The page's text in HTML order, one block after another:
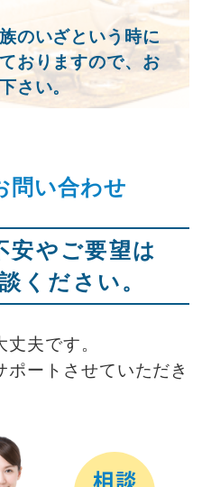
のいざという時に
おりますので、お
さい。
問い合わせ
安やご要望は
ください。
夫です。
ートさせていただき